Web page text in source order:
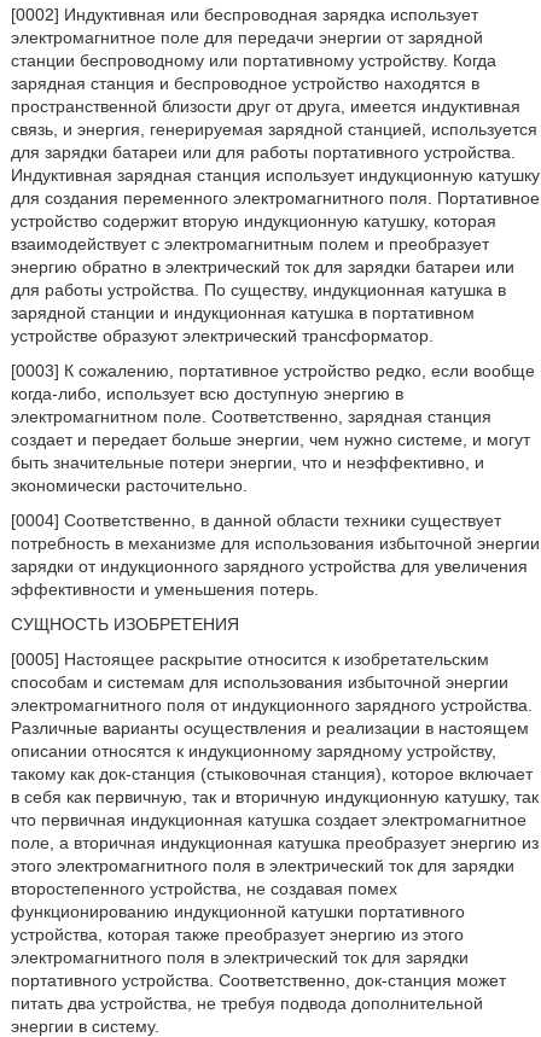
[0002] Индуктивная или беспроводная зарядка использует
электромагнитное поле для передачи энергии от зарядной
станции беспроводному или портативному устройству. Когда
зарядная станция и беспроводное устройство находятся в
пространственной близости друг от друга, имеется индуктивная
связь, и энергия, генерируемая зарядной станцией, используется
для зарядки батареи или для работы портативного устройства.
Индуктивная зарядная станция использует индукционную катушку
для создания переменного электромагнитного поля. Портативное
устройство содержит вторую индукционную катушку, которая
взаимодействует с электромагнитным полем и преобразует
энергию обратно в электрический ток для зарядки батареи или
для работы устройства. По существу, индукционная катушка в
зарядной станции и индукционная катушка в портативном
устройстве образуют электрический трансформатор.
[0003] К сожалению, портативное устройство редко, если вообще
когда-либо, использует всю доступную энергию в
электромагнитном поле. Соответственно, зарядная станция
создает и передает больше энергии, чем нужно системе, и могут
быть значительные потери энергии, что и неэффективно, и
экономически расточительно.
[0004] Соответственно, в данной области техники существует
потребность в механизме для использования избыточной энергии
зарядки от индукционного зарядного устройства для увеличения
эффективности и уменьшения потерь.
СУЩНОСТЬ ИЗОБРЕТЕНИЯ
[0005] Настоящее раскрытие относится к изобретательским
способам и системам для использования избыточной энергии
электромагнитного поля от индукционного зарядного устройства.
Различные варианты осуществления и реализации в настоящем
описании относятся к индукционному зарядному устройству,
такому как док-станция (стыковочная станция), которое включает
в себя как первичную, так и вторичную индукционную катушку, так
что первичная индукционная катушка создает электромагнитное
поле, а вторичная индукционная катушка преобразует энергию из
этого электромагнитного поля в электрический ток для зарядки
второстепенного устройства, не создавая помех
функционированию индукционной катушки портативного
устройства, которая также преобразует энергию из этого
электромагнитного поля в электрический ток для зарядки
портативного устройства. Соответственно, док-станция может
питать два устройства, не требуя подвода дополнительной
энергии в систему.